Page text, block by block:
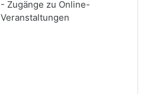
- Zugänge zu Online-
Veranstaltungen